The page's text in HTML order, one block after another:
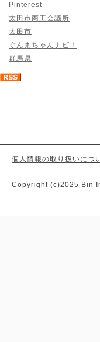
Pinterest
太田市商工会議所
太田市
ぐんまちゃんナビ！
群馬県
個人情報の取り扱いにつ
Copyright (c)2025 Bin